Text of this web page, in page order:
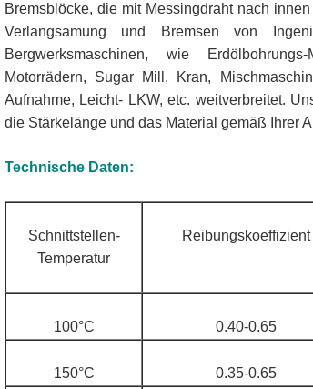
Bremsblöcke, die mit Messingdraht nach
Verlangsamung und Bremsen von
Bergwerksmaschinen, wie
Motorrädern, Sugar Mill, Kran,
Aufnahme, Leicht- LKW, etc. weitverbreitet.
die Stärkelänge und das Material gemäß Ihrer
Technische Daten:
Schnittstellen-
Temperatur
Reibungskoeffizient
100°C 0.40-0.65
150°C 0.35-0.65